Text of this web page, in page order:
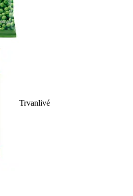
Trvanlivé